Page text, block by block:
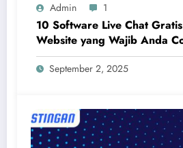
Admin 1
10 Software Live Chat
Website yang Wajib Anda
Sekarang Juga!
September 2, 2025